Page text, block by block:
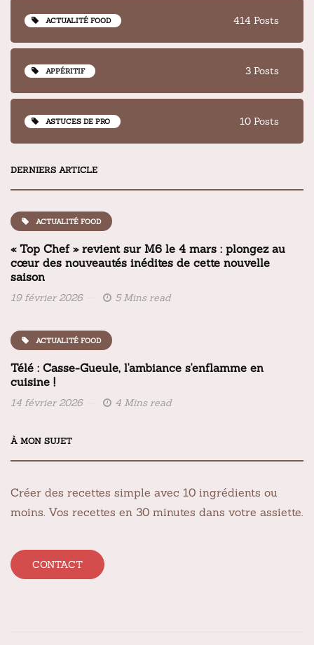
ACTUALITÉ FOOD 414 Posts
APPÉRITIF 3 Posts
ASTUCES DE PRO 10 Posts
DERNIERS ARTICLE
ACTUALITÉ FOOD
« Top Chef » revient sur M6 le 4 mars : plongez au
cœur des nouveautés inédites de cette nouvelle
saison
19 février 2026 5 Mins read
ACTUALITÉ FOOD
Télé : Casse-Gueule, l'ambiance s'enflamme en
cuisine !
14 février 2026 4 Mins read
À MON SUJET
Créer des recettes simple avec 10 ingrédients ou
moins. Vos recettes en 30 minutes dans votre assiette.
CONTACT